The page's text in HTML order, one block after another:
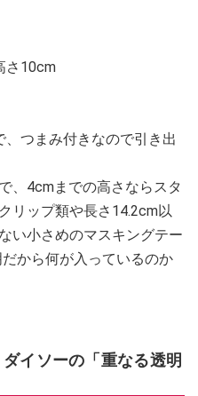
さ10cm
つまみ付きなので引き出
、4cmまでの高さならスタ
リップ類や長さ14.2cm以
い小さめのマスキングテー
から何が入っているのか
イソーの「重なる透明